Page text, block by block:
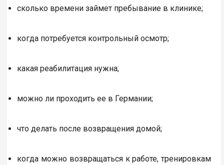
сколько времени займет пребывание в клинике;
когда потребуется контрольный осмотр;
какая реабилитация нужна;
можно ли проходить ее в Германии;
что делать после возвращения домой;
когда можно возвращаться к работе, тренировкам